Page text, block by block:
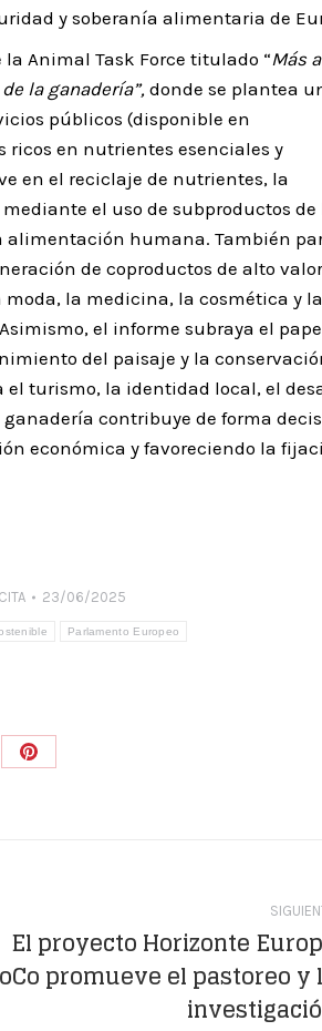
y soberanía alimentaria de
Animal Task Force titulado “Más
la ganadería”, donde se plantea
públicos (disponible en
en nutrientes esenciales y
en el reciclaje de nutrientes, la
el uso de subproductos de
alimentación humana. También
de coproductos de alto
la medicina, la cosmética y la
el informe subraya el
del paisaje y la
turismo, la identidad local, el
contribuye de forma
económica y favoreciendo la
23/06/2025
Parlamento Europeo
Share
El proyecto Horizonte
promueve el pastoreo y